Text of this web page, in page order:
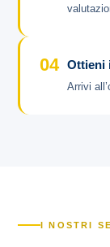
04 Ottieni
Arrivi
I NOSTRI